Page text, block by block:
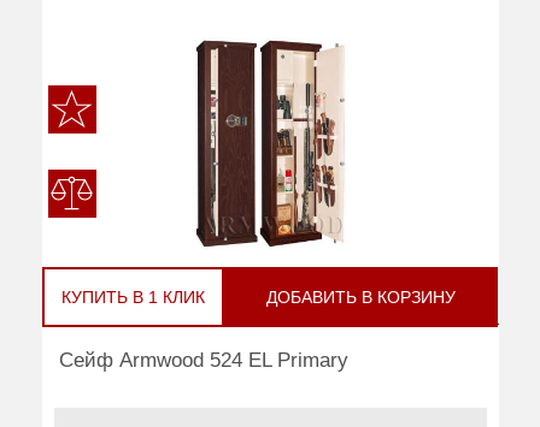
КУПИТЬ В 1 КЛИК ДОБАВИТЬ В КОРЗИНУ
Сейф Armwood 524 EL Primary